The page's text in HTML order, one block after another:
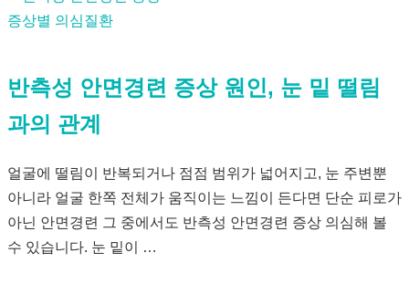
증상별 의심질환
반측성 안면경련 증상 원인, 눈 밑 떨림
과의 관계
얼굴에 떨림이 반복되거나 점점 범위가 넓어지고, 눈 주변뿐
아니라 얼굴 한쪽 전체가 움직이는 느낌이 든다면 단순 피로가
아닌 안면경련 그 중에서도 반측성 안면경련 증상 의심해 볼
수 있습니다. 눈 밑이 …